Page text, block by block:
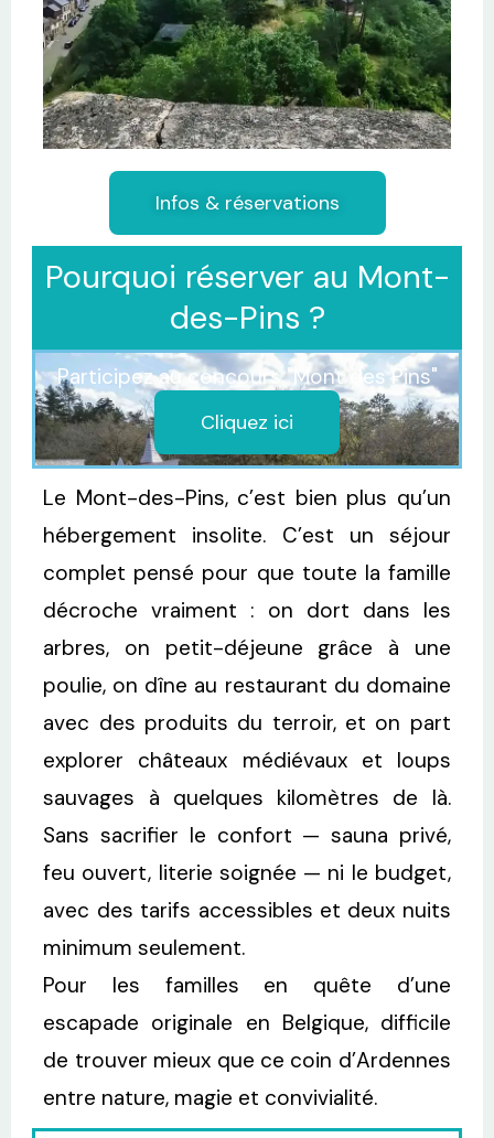
Infos & réservations
Pourquoi réserver au Mont-
des-Pins ?
Participez au concours "Mont des Pins"
Cliquez ici
Le Mont-des-Pins, c’est bien plus qu’un
hébergement insolite. C’est un séjour
complet pensé pour que toute la famille
décroche vraiment : on dort dans les
arbres, on petit-déjeune grâce à une
poulie, on dîne au restaurant du domaine
avec des produits du terroir, et on part
explorer châteaux médiévaux et loups
sauvages à quelques kilomètres de là.
Sans sacrifier le confort — sauna privé,
feu ouvert, literie soignée — ni le budget,
avec des tarifs accessibles et deux nuits
minimum seulement.
Pour les familles en quête d’une
escapade originale en Belgique, difficile
de trouver mieux que ce coin d’Ardennes
entre nature, magie et convivialité.